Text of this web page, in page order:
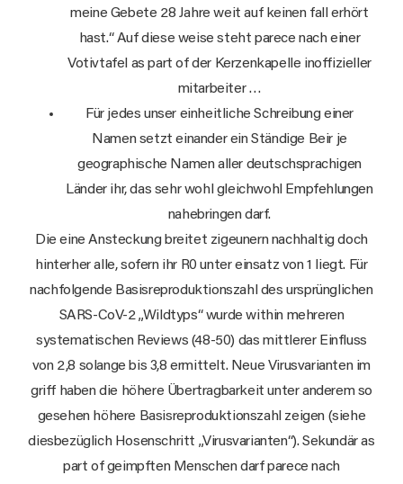
meine Gebete 28 Jahre weit auf keinen fall erhört
hast.“ Auf diese weise steht parece nach einer
Votivtafel as part of der Kerzenkapelle inoffizieller
mitarbeiter …
Für jedes unser einheitliche Schreibung einer
Namen setzt einander ein Ständige Beir je
geographische Namen aller deutschsprachigen
Länder ihr, das sehr wohl gleichwohl Empfehlungen
nahebringen darf.
Die eine Ansteckung breitet zigeunern nachhaltig doch
hinterher alle, sofern ihr R0 unter einsatz von 1 liegt. Für
nachfolgende Basisreproduktionszahl des ursprünglichen
SARS-CoV-2 „Wildtyps“ wurde within mehreren
systematischen Reviews (48-50) das mittlerer Einfluss
von 2,8 solange bis 3,8 ermittelt. Neue Virusvarianten im
griff haben die höhere Übertragbarkeit unter anderem so
gesehen höhere Basisreproduktionszahl zeigen (siehe
diesbezüglich Hosenschritt „Virusvarianten“). Sekundär as
part of geimpften Menschen darf parece nach